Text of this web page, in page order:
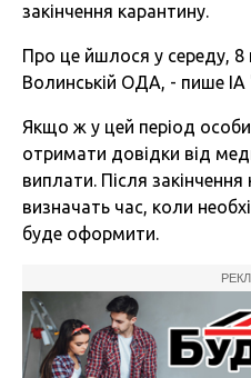
закінчення карантину.
Про це йшлося у середу, 8
Волинській ОДА, - пише ІА
Якщо ж у цей період особи
отримати довідки від
виплати. Після
визначать час, коли
буде оформити.